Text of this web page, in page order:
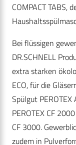
COMPACT TABS,
Bei flüssigen
DR.SCHNELL
extra starken
ECO, für die
Spülgut PEROTEX
PEROTEX CF
CF 3000.
zudem in